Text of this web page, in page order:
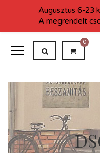
0
Augusztus 6-23
A megrendelt